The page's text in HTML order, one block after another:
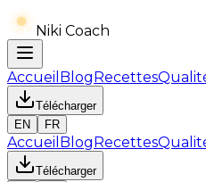
Niki Coach
Accueil BlogRecettes
Télécharger
EN
FR
Accueil BlogRecettes
Télécharger